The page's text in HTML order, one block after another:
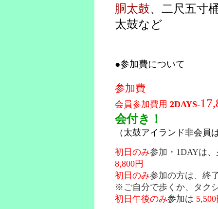
胴太鼓、二尺五寸
太鼓など
●参加費について
参加費
会員参加費用 2DAYS-
会付き！
（太鼓アイランド非会員
初日のみ参加・1DAYは
8,800円
初日のみ参加の方は、終
※ご自分で歩くか、タク
初日午後のみ参加は